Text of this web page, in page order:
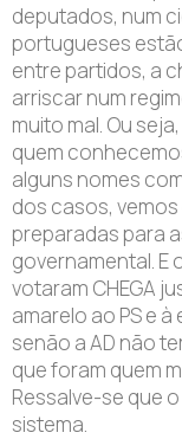
deputados, num
portugueses
entre partidos, a
arriscar num
muito mal. Ou
quem
alguns nomes
dos casos,
preparadas para
governamental. E
votaram CHEGA
amarelo ao PS e
senão a AD não
que foram quem
Ressalve-se que
sistema.